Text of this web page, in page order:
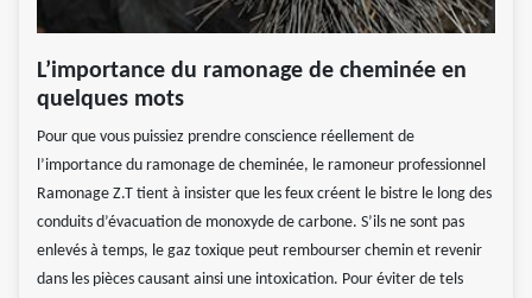
L’importance du ramonage de cheminée en
quelques mots
Pour que vous puissiez prendre conscience réellement de
l’importance du ramonage de cheminée, le ramoneur professionnel
Ramonage Z.T tient à insister que les feux créent le bistre le long des
conduits d’évacuation de monoxyde de carbone. S’ils ne sont pas
enlevés à temps, le gaz toxique peut rembourser chemin et revenir
dans les pièces causant ainsi une intoxication. Pour éviter de tels